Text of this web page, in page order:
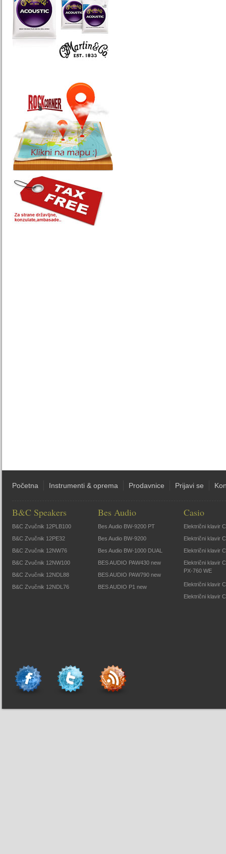
Početna Instrumenti & oprema Prodavnice Prijavi se
B&C Speakers
B&C Zvučnik 12PLB100
B&C Zvučnik 12PE32
B&C Zvučnik 12NW76
B&C Zvučnik 12NW100
B&C Zvučnik 12NDL88
B&C Zvučnik 12NDL76
Bes Audio
Bes Audio BW-9200 PT
Bes Audio BW-9200
Bes Audio BW-1000 DUAL
BES AUDIO PAW430 new
BES AUDIO PAW790 new
BES AUDIO P1 new
Casio
Električni klavir
Električni klavir
Električni klavir
Električni klavir
PX-760 WE
Električni klavir
Električni klavir